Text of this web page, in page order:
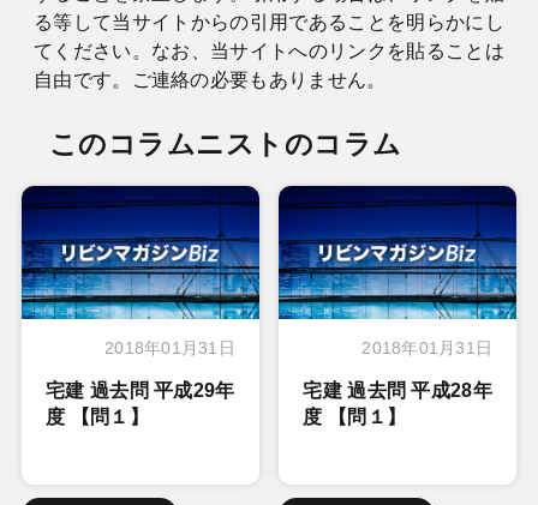
る等して当サイトからの引用であることを明らかにし
てください。なお、当サイトへのリンクを貼ることは
自由です。ご連絡の必要もありません。
このコラムニストのコラム
2018年01月31日
宅建 過去問 平成29年
度 【問１】
2018年01月31日
宅建 過去問 平成28年
度 【問１】